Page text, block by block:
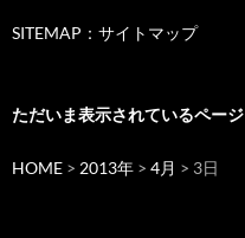
SITEMAP：サイトマップ
ただいま表示されているページ
HOME > 2013年 > 4月 > 3日